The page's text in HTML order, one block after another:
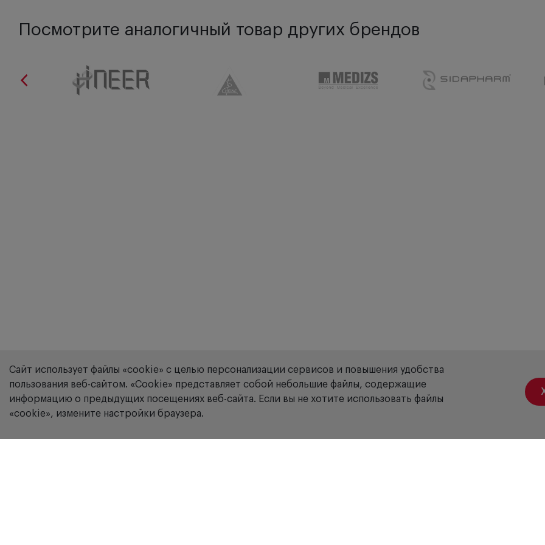
Посмотрите аналогичный товар других брендов
Сайт использует файлы «cookie» с целью персонализации сервисов и повышения удобства
пользования веб-сайтом. «Сookie» представляет собой небольшие файлы, содержащие
информацию о предыдущих посещениях веб-сайта. Если вы не хотите использовать файлы
«cookie», измените настройки браузера.